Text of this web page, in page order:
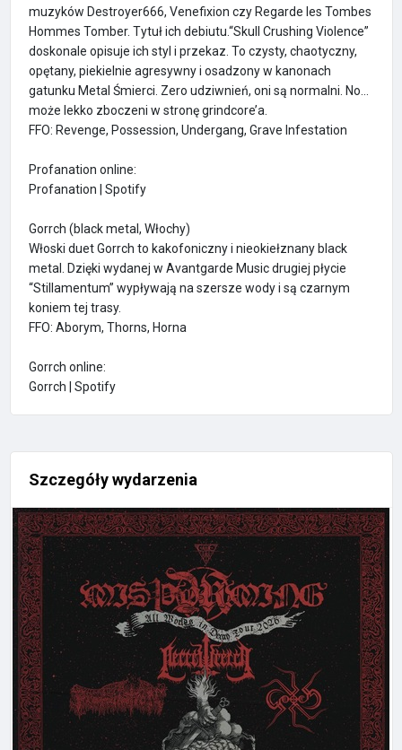
muzyków Destroyer666, Venefixion czy Regarde les Tombes
Hommes Tomber. Tytuł ich debiutu.“Skull Crushing Violence”
doskonale opisuje ich styl i przekaz. To czysty, chaotyczny,
opętany, piekielnie agresywny i osadzony w kanonach
gatunku Metal Śmierci. Zero udziwnień, oni są normalni. No…
może lekko zboczeni w stronę grindcore’a.
FFO: Revenge, Possession, Undergang, Grave Infestation
Profanation online:
Profanation | Spotify
Gorrch (black metal, Włochy)
Włoski duet Gorrch to kakofoniczny i nieokiełznany black
metal. Dzięki wydanej w Avantgarde Music drugiej płycie
“Stillamentum” wypływają na szersze wody i są czarnym
koniem tej trasy.
FFO: Aborym, Thorns, Horna
Gorrch online:
Gorrch | Spotify
Szczegóły wydarzenia